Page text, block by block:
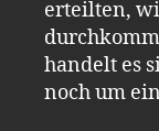
erteilten,
handelt es
noch um